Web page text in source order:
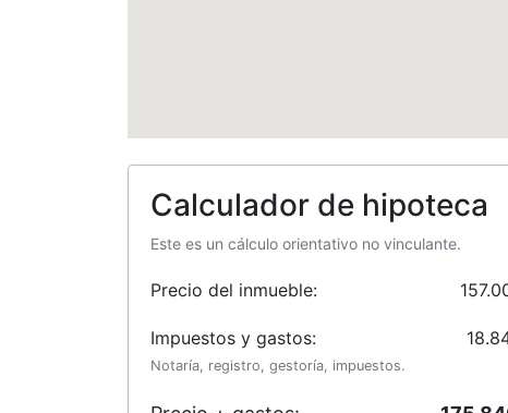
Calculador de hipoteca
Este es un cálculo orientativo no vinculante.
Precio del inmueble:
Impuestos y gastos:
Notaría, registro, gestoría, impuestos.